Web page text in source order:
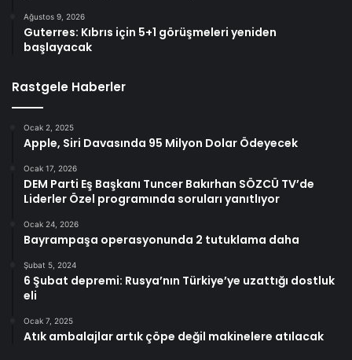
Ağustos 9, 2026
Guterres: Kıbrıs için 5+1 görüşmeleri yeniden
başlayacak
Rastgele Haberler
Ocak 2, 2025
Apple, Siri Davasında 95 Milyon Dolar Ödeyecek
Ocak 17, 2026
DEM Parti Eş Başkanı Tuncer Bakırhan SÖZCÜ TV’de
Liderler Özel programında soruları yanıtlıyor
Ocak 24, 2026
Bayrampaşa operasyonunda 2 tutuklama daha
Şubat 5, 2024
6 Şubat depremi: Rusya’nın Türkiye’ye uzattığı dostluk
eli
Ocak 7, 2025
Atık ambalajlar artık çöpe değil makinelere atılacak